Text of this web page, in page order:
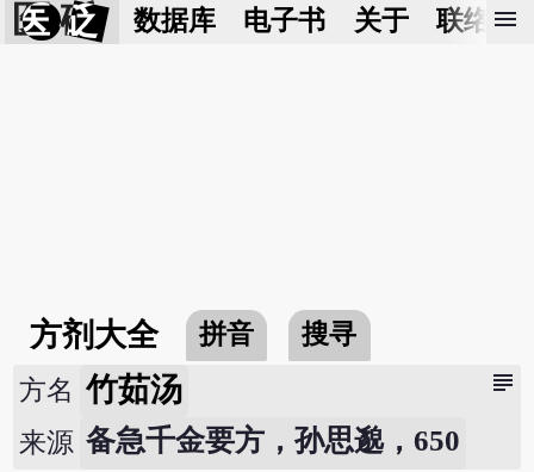
医 砭 数据库 电子书 关于 联络我
menu
方剂大全 拼音 搜寻
subject
方名 竹茹汤
来源 备急千金要方，孙思邈，650